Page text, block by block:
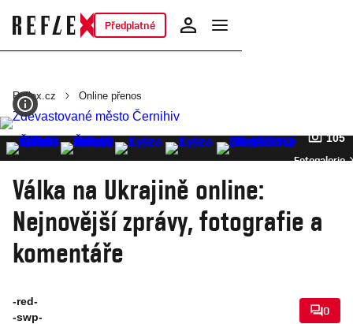
Předplatné
Reflex.cz Online přenos
105
Fotogalerie
Válka na Ukrajině online:
Nejnovější zprávy, fotografie a
komentáře
-red-
-swp-
0